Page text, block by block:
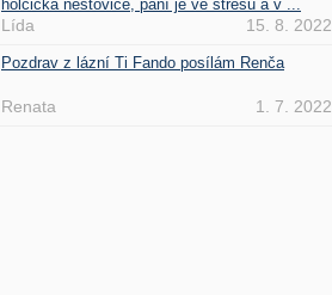
holčička neštovice, paní je ve stresu a v ...
Lída 15. 8. 2022
Pozdrav z lázní Ti Fando posílám Renča
Renata 1. 7. 2022